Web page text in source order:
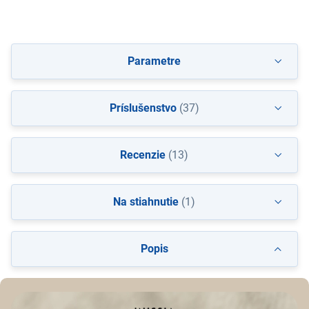
Popis
Parametre
Príslušenstvo(37)
Recenzie (13)
Na stiahnutie (1)